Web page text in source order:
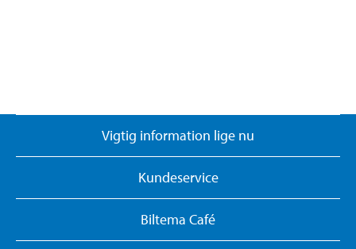
Vigtig information lige nu
Kundeservice
Biltema Café